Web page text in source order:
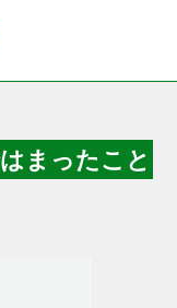
まったこと